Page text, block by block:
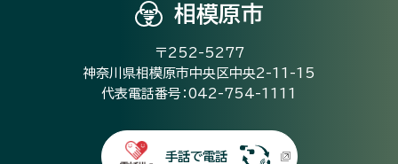
相模原市
〒252-5277
神奈川県相模原市中央区中央2-11-15
代表電話番号：042-754-1111
手話で電話